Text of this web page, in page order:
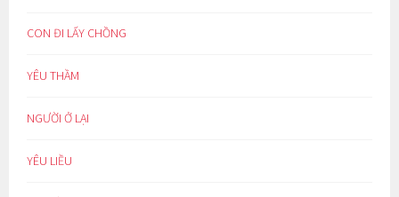
CON ĐI LẤY CHỒNG
YÊU THẦM
NGƯỜI Ở LẠI
YÊU LIỀU